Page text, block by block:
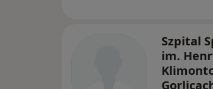
Szpital
im.